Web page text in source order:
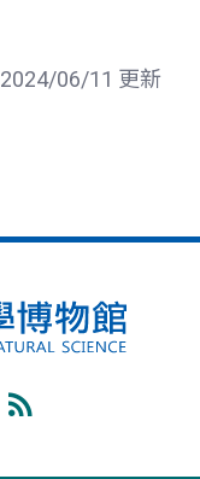
2024/06/11 更新